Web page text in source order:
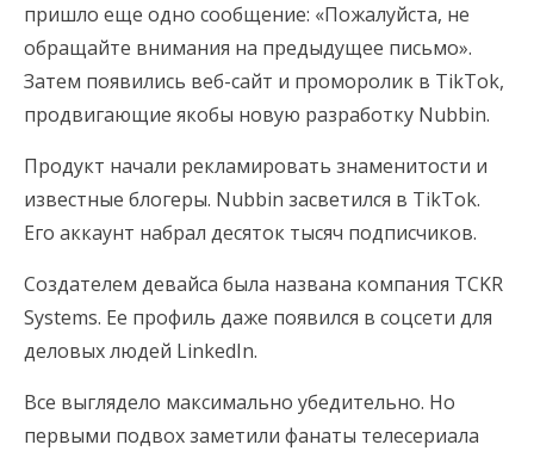
пришло еще одно сообщение: «Пожалуйста, не
обращайте внимания на предыдущее письмо».
Затем появились веб-сайт и проморолик в TikTok,
продвигающие якобы новую разработку Nubbin.
Продукт начали рекламировать знаменитости и
известные блогеры. Nubbin засветился в TikTok.
Его аккаунт набрал десяток тысяч подписчиков.
Создателем девайса была названа компания TCKR
Systems. Ее профиль даже появился в соцсети для
деловых людей LinkedIn.
Все выглядело максимально убедительно. Но
первыми подвох заметили фанаты телесериала